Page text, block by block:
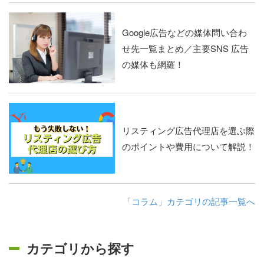
Google広告などの媒体問い合わ
せ先一覧まとめ／主要SNS 広告
の媒体も網羅！
リスティング広告代理店を選ぶ際
のポイントや費用について解説！
「コラム」カテゴリの記事一覧へ
カテゴリから探す